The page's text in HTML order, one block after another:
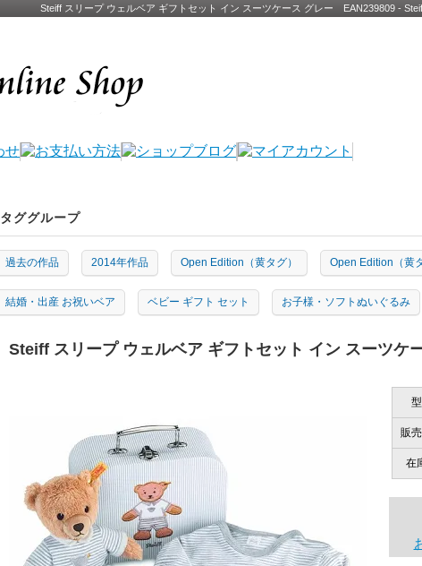
Steiff スリープ ウェルベア ギフトセット イン スーツケース グレー EAN239809 -
タググループ
過去の作品 2014年作品 Open Edition（黄タグ） Open Edition（黄
結婚・出産 お祝いベア ベビー ギフト セット お子様・ソフトぬいぐるみ
Steiff スリープ ウェルベア ギフトセット イン スーツ
販
在